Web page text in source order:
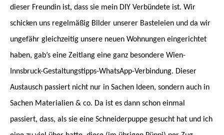
dieser Freundin ist, dass sie mein DIY Verbündete ist. Wir
schicken uns regelmäßig Bilder unserer Basteleien und da wir
ungefähr gleichzeitig unsere neuen Wohnungen eingerichtet
haben, gab’s eine Zeitlang eine ganz besondere Wien-
Innsbruck-Gestaltungstipps-WhatsApp-Verbindung. Dieser
Austausch passiert nicht nur in Sachen Ideen, sondern auch in
Sachen Materialien & co. Da ist es dann schon einmal
passiert, dass, als sie eine Schneiderpuppe gesucht hat und ich